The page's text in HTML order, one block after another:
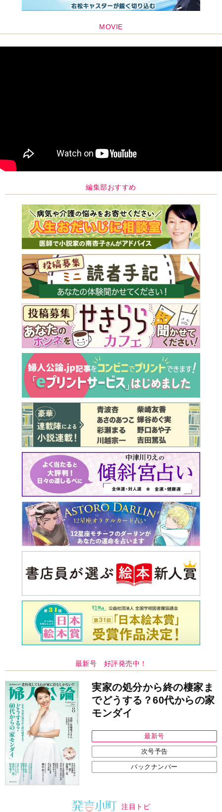
MOVIE
編集部おすすめ
最新号 好評発売中！
実家の処分から終の棲家ま
でどうする？60代からの家
モンダイ
最新号
次号予告
バックナンバー
注目トピ